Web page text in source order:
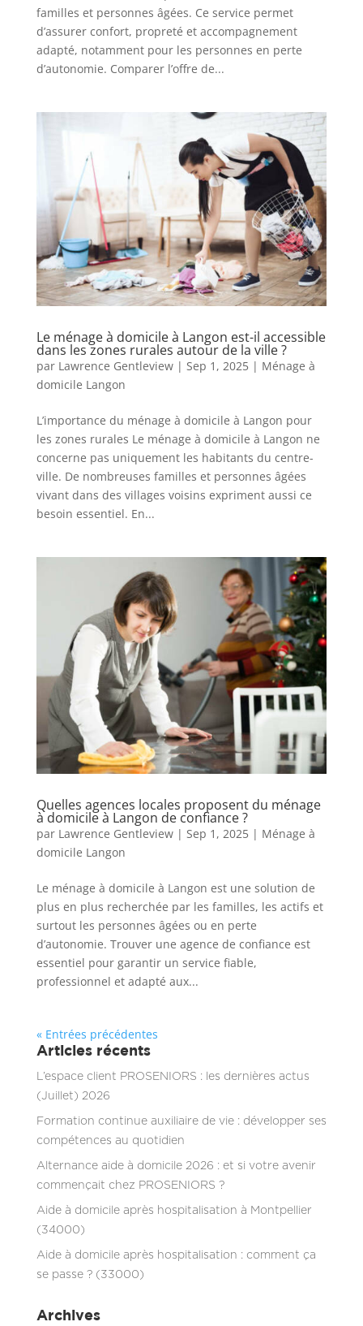
familles et personnes âgées. Ce service permet
d’assurer confort, propreté et accompagnement
adapté, notamment pour les personnes en perte
d’autonomie. Comparer l’offre de...
Le ménage à domicile à Langon est-il accessible
dans les zones rurales autour de la ville ?
par Lawrence Gentleview| Sep 1, 2025| Ménage à
domicile Langon
L’importance du ménage à domicile à Langon pour
les zones rurales Le ménage à domicile à Langon ne
concerne pas uniquement les habitants du centre-
ville. De nombreuses familles et personnes âgées
vivant dans des villages voisins expriment aussi ce
besoin essentiel. En...
Quelles agences locales proposent du ménage
à domicile à Langon de confiance ?
par Lawrence Gentleview| Sep 1, 2025| Ménage à
domicile Langon
Le ménage à domicile à Langon est une solution de
plus en plus recherchée par les familles, les actifs et
surtout les personnes âgées ou en perte
d’autonomie. Trouver une agence de confiance est
essentiel pour garantir un service fiable,
professionnel et adapté aux...
« Entrées précédentes
Articles récents
L’espace client PROSENIORS : les dernières actus
(Juillet) 2026
Formation continue auxiliaire de vie : développer ses
compétences au quotidien
Alternance aide à domicile 2026 : et si votre avenir
commençait chez PROSENIORS ?
Aide à domicile après hospitalisation à Montpellier
(34000)
Aide à domicile après hospitalisation : comment ça
se passe ? (33000)
Archives